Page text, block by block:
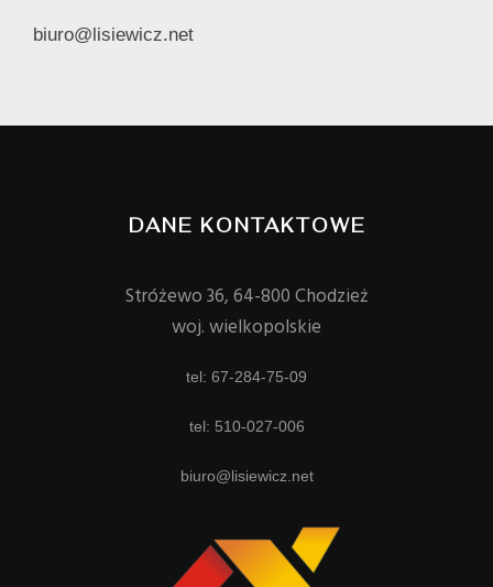
biuro@lisiewicz.net
DANE KONTAKTOWE
Stróżewo 36, 64-800 Chodzież
woj. wielkopolskie
tel: 67-284-75-09
tel: 510-027-006
biuro@lisiewicz.net